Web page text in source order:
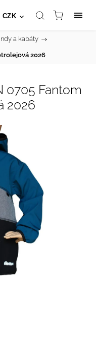
CZK
a kabáty /
2026
0705 Fantom
2026